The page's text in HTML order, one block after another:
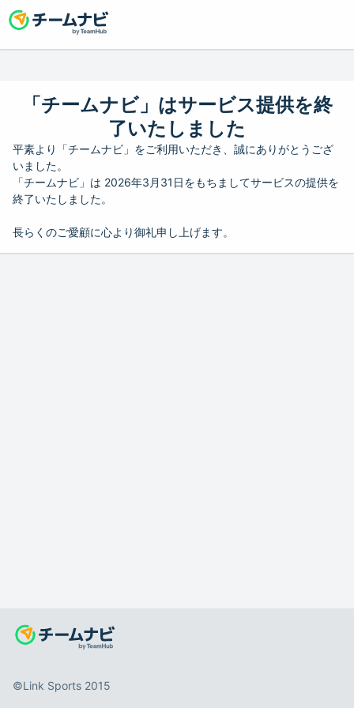
「チームナビ」はサービス提供を終
了いたしました
平素より「チームナビ」をご利用いただき、誠にありがとうござ
いました。
「チームナビ」は 2026年3月31日をもちましてサービスの提供を
終了いたしました。
長らくのご愛顧に心より御礼申し上げます。
©️Link Sports 2015